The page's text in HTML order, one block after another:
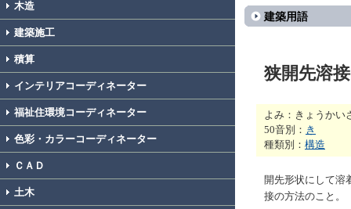
木造
建築施工
積算
インテリアコーディネーター
福祉住環境コーディネーター
色彩・カラーコーディネーター
ＣＡＤ
土木
建築用語
狭開先溶接
よみ：きょうかい
50音別： き
種類別： 構造
開先形状にして溶
接の方法のこと。